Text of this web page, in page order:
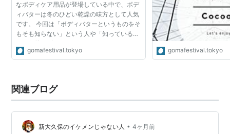
なボディケア用品が登場している中で、ボデ
ィバターは冬のひどい乾燥の味方として人気
です。 今回は「ボディバターというものをそ
もそも知らない」という人や「知っているけ
どどう使えばいいのかわからない！」といっ
た方へ向けてボディバターの特徴や使い方、
gomafestival.tokyo gomafestival.tokyo
関連ブログ
新大久保のイケメンじゃない人 • 4ヶ月前